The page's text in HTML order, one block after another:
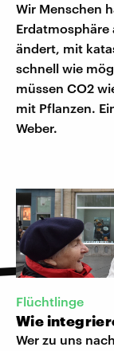
Wir Menschen
Erdatmosphäre
ändert, mit
schnell wie
müssen CO2
mit Pflanzen.
Weber.
Flüchtlinge
Wie
Wer zu uns